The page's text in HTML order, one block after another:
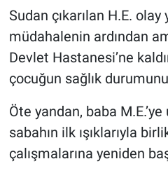
Sudan çıkarılan H.E.
müdahalenin ardından
Devlet Hastanesi’ne
çocuğun sağlık
Öte yandan, baba
sabahın ilk ışıklarıyla
çalışmalarına yeniden